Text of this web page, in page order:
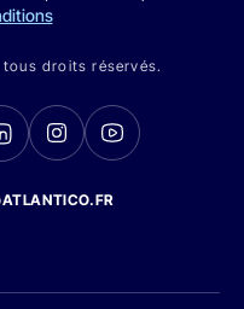
droits réservés.